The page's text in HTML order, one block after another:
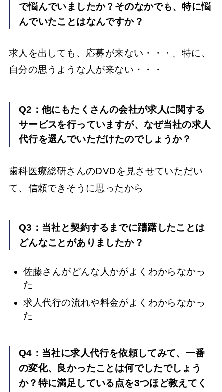
で悩んでいましたか？そのなかでも、特に悩
んでいたことはなんですか？
求人を出しても、応募が来ない・・・、特に、
自分の思うような人が来ない・・・
Q2：他にもたくさんの会社が求人に関する
サービスを行っていますが、なぜ当社の求人
代行を選んでいただけたのでしょうか？
歯科医療総研さんのDVDを見させていただい
て、信頼できそうに思ったから
Q3：当社と契約するまでに躊躇したことは
どんなことがありましたか？
佐藤さんがどんな人かがよくわからなかっ
た
求人代行の流れや料金がよくわからなかっ
た
Q4：当社に求人代行を依頼してみて、一番
の変化、良かったことは何でしたでしょう
か？特に満足している点を3つほど教えてく